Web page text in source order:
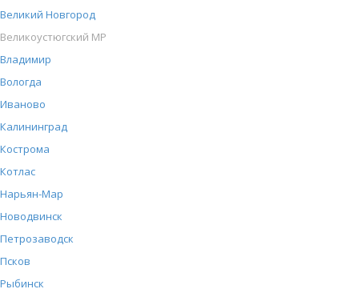
Великий Новгород
Великоустюгский МР
Владимир
Вологда
Иваново
Калининград
Кострома
Котлас
Нарьян-Мар
Новодвинск
Петрозаводск
Псков
Рыбинск